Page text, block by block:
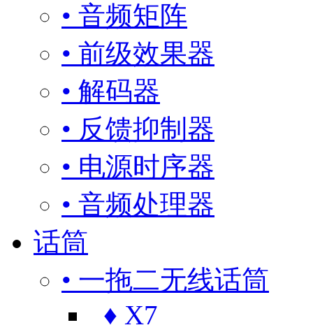
• 音频矩阵
• 前级效果器
• 解码器
• 反馈抑制器
• 电源时序器
• 音频处理器
话筒
• 一拖二无线话筒
♦ X7